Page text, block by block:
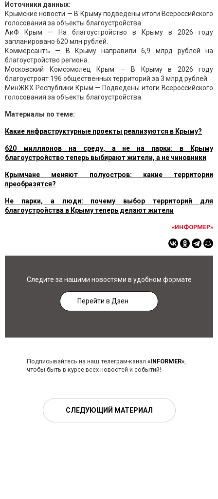
Источники данных:
Крымские новости — В Крыму подведены итоги Всероссийского
голосования за объекты благоустройства.
АиФ Крым — На благоустройство в Крыму в 2026 году
запланировано 620 млн рублей.
Коммерсантъ — В Крыму направили 6,9 млрд рублей на
благоустройство региона.
Московский Комсомолец Крым — В Крыму в 2026 году
благоустроят 196 общественных территорий за 3 млрд рублей.
МинЖКХ Республики Крым — Подведены итоги Всероссийского
голосования за объекты благоустройства.
Материалы по теме:
Какие инфраструктурные проекты реализуются в Крыму?
620 миллионов на среду, а не на парки: в Крыму
благоустройство теперь выбирают жители, а не чиновники
Крымчане меняют полуостров: какие территории
преобразятся?
Не парки, а люди: почему выбор территорий для
благоустройства в Крыму теперь делают жители
«ИНФОРМЕР»
Следите за нашими новостями в удобном формате
Перейти в Дзен
Подписывайтесь на наш телеграм-канал «INFORMER»,
чтобы быть в курсе всех новостей и событий!
СЛЕДУЮЩИЙ МАТЕРИАЛ